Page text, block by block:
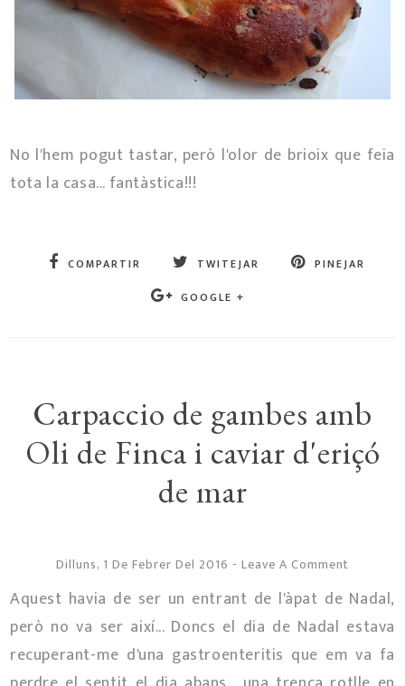
No l'hem pogut tastar, però l'olor de brioix que feia
tota la casa... fantàstica!!!
COMPARTIR TWITEJAR
PINEJAR
GOOGLE +
Carpaccio de gambes amb
Oli de Finca i caviar d'eriçó
de mar
Dilluns, 1 De Febrer Del 2016 - Leave A Comment
Aquest havia de ser un entrant de l'àpat de Nadal,
però no va ser així... Doncs el dia de Nadal estava
recuperant-me d'una gastroenteritis que em va fa